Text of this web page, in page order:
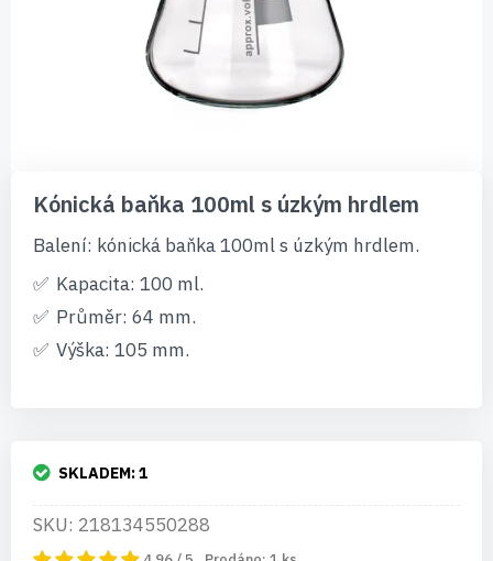
začátek
galerie
obrázky
Kónická baňka 100ml s úzkým hrdlem
Balení: kónická baňka 100ml s úzkým hrdlem.
Kapacita: 100 ml.
Průměr: 64 mm.
Výška: 105 mm.
SKLADEM:1
SKU: 218134550288